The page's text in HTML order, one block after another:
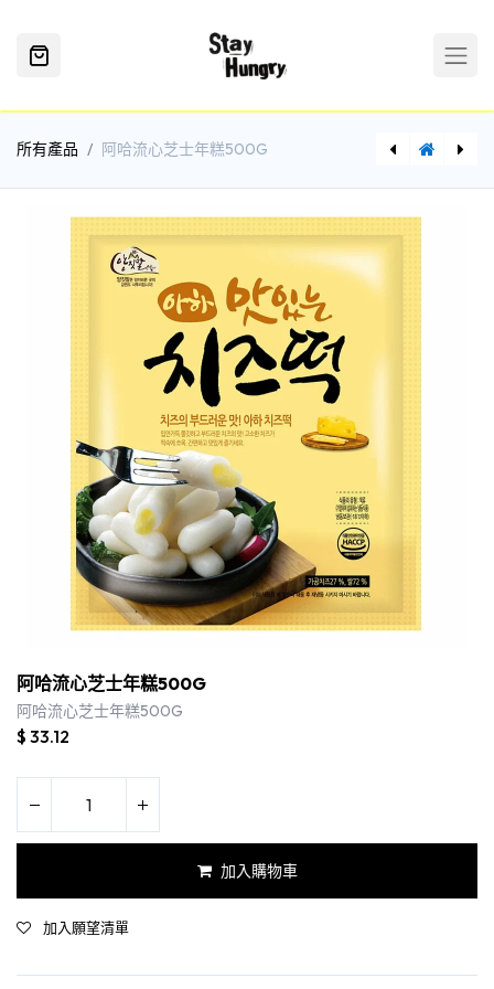
所有產品 阿哈流心芝士年糕500G
阿哈流心芝士年糕500G
阿哈流心芝士年糕500G
$ 33.12
加入購物車
加入願望清單